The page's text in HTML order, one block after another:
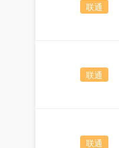
联通
联通
联通